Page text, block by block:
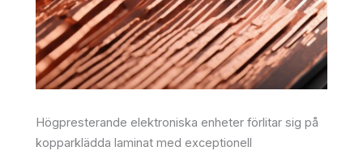
Högpresterande elektroniska enheter förlitar sig på
kopparklädda laminat med exceptionell